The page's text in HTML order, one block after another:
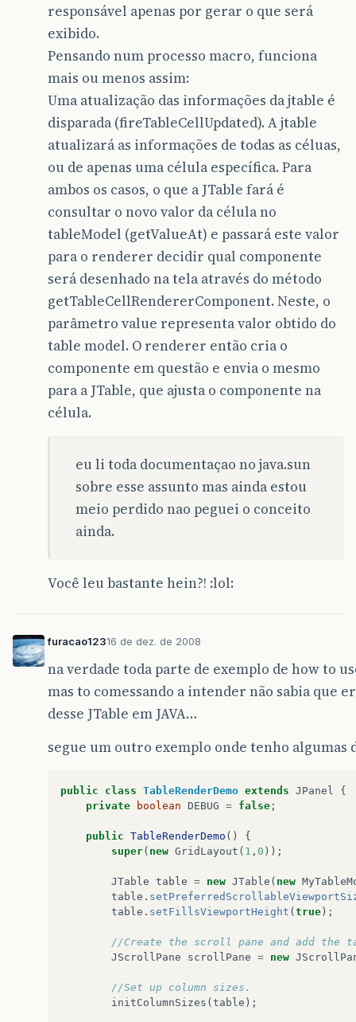
responsável apenas por gerar o que será
exibido.
Pensando num processo macro, funciona
mais ou menos assim:
Uma atualização das informações da jtable é
disparada (fireTableCellUpdated). A jtable
atualizará as informações de todas as céluas,
ou de apenas uma célula específica. Para
ambos os casos, o que a JTable fará é
consultar o novo valor da célula no
tableModel (getValueAt) e passará este valor
para o renderer decidir qual componente
será desenhado na tela através do método
getTableCellRendererComponent. Neste, o
parâmetro value representa valor obtido do
table model. O renderer então cria o
componente em questão e envia o mesmo
para a JTable, que ajusta o componente na
célula.
eu li toda documentaçao no java.sun
sobre esse assunto mas ainda estou
meio perdido nao peguei o conceito
ainda.
Você leu bastante hein?! :lol:
furacao12316 de dez. de 2008
na verdade toda parte de exemplo de how to
mas to comessando a intender não sabia que
desse JTable em JAVA…
segue um outro exemplo onde tenho algumas
public class TableRenderDemo extends JPanel
{
private
boolean DEBUG = false ;
public TableRenderDemo ()
{
super( new GridLayout ( 1 , 0 ));
JTable table = new JTable ( new
table .
table . setFillsViewportHeight ( true );
//Create the scroll pane and add
JScrollPane
scrollPane = new
//Set up column sizes.
initColumnSizes ( table );